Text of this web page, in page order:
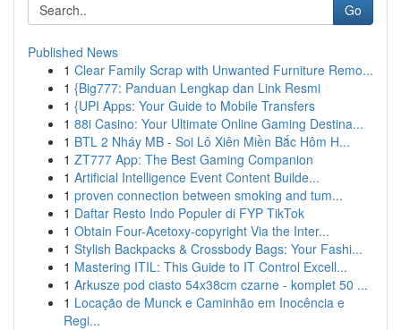
Go
Published News
1 Clear Family Scrap with Unwanted Furniture Remo...
1 {Big777: Panduan Lengkap dan Link Resmi
1 {UPI Apps: Your Guide to Mobile Transfers
1 88i Casino: Your Ultimate Online Gaming Destina...
1 BTL 2 Nháy MB - Soi Lô Xiên Miền Bắc Hôm H...
1 ZT777 App: The Best Gaming Companion
1 Artificial Intelligence Event Content Builde...
1 proven connection between smoking and tum...
1 Daftar Resto Indo Populer di FYP TikTok
1 Obtain Four-Acetoxy-copyright Via the Inter...
1 Stylish Backpacks & Crossbody Bags: Your Fashi...
1 Mastering ITIL: This Guide to IT Control Excell...
1 Arkusze pod ciasto 54x38cm czarne - komplet 50 ...
1 Locação de Munck e Caminhão em Inocência e
Regi...